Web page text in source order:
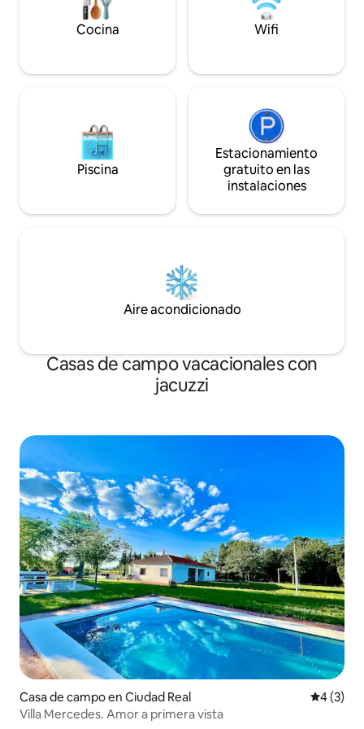
bar
Cocina Wifi
Piscina
Estacionamiento
gratuito en las
instalaciones
Aire acondicionado
Casas de campo vacacionales con
jacuzzi
Casa de campo en Ciudad Real
4 (3)
Villa Mercedes. Amor a primera vista